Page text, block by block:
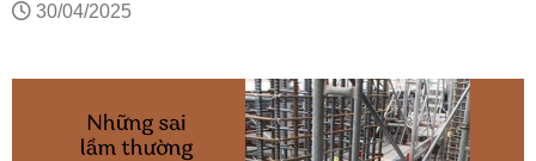
30/04/2025